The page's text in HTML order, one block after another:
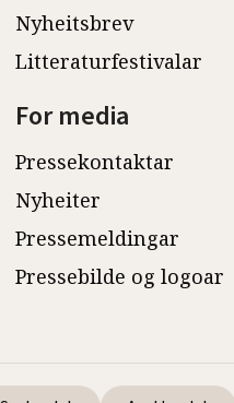
Nyheitsbrev
Litteraturfestivalar
For media
Pressekontaktar
Nyheiter
Pressemeldingar
Pressebilde og logoar